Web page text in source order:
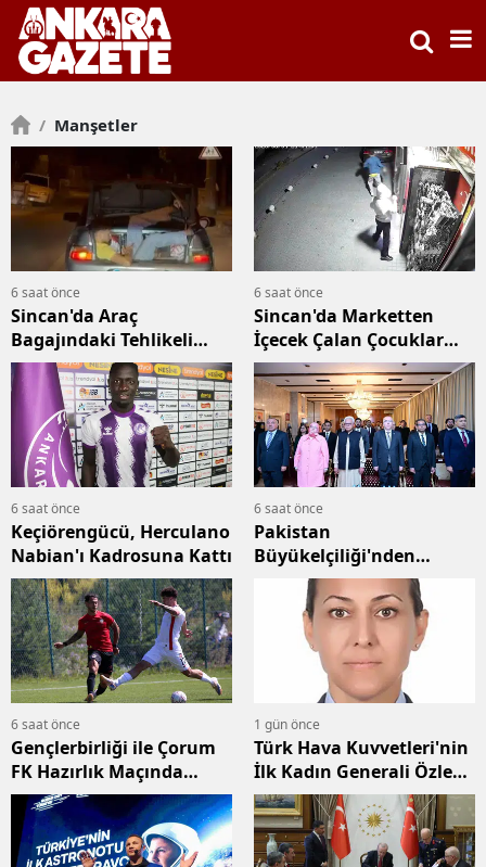
/ Manşetler
6 saat önce
Sincan'da Araç
Bagajındaki Tehlikeli
Yolculuk Kamerada
6 saat önce
Sincan'da Marketten
İçecek Çalan Çocuklar
Kamerada
6 saat önce
Keçiörengücü, Herculano
Nabian'ı Kadrosuna Kattı
6 saat önce
Pakistan
Büyükelçiliği'nden
Ankara'da "Keşmir
Sömürü Günü" Anması
6 saat önce
Gençlerbirliği ile Çorum
FK Hazırlık Maçında
Golsüz Kaldı
1 gün önce
Türk Hava Kuvvetleri'nin
İlk Kadın Generali Özlem
Karapınar Oldu